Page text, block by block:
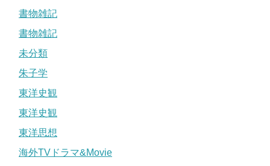
書物雑記
書物雑記
未分類
朱子学
東洋史観
東洋史観
東洋思想
海外TVドラマ&Movie